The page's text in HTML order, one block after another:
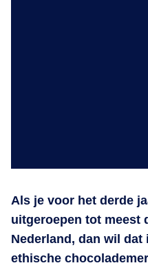
Als je voor het derde
uitgeroepen tot meest
Nederland, dan wil dat
ethische